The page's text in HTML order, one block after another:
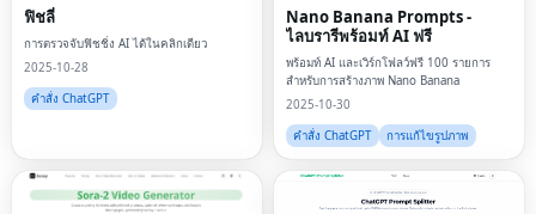
ฟิชลี่
การตรวจจับฟิชชิ่ง AI ได้ในคลิกเดียว
2025-10-28
คำสั่ง ChatGPT
Nano Banana Prompts -
ไลบรารีพร้อมท์ AI ฟรี
พร้อมท์ AI และเวิร์กโฟลว์ฟรี 100 รายการ
สำหรับการสร้างภาพ Nano Banana
2025-10-30
คำสั่ง ChatGPT
การแก้ไขรูปภาพ